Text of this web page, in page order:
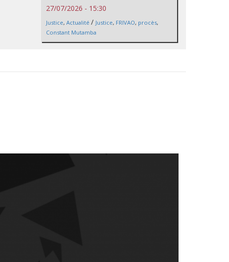
27/07/2026 - 15:30
Justice, Actualité / Justice, FRIVAO, procès,
Constant Mutamba